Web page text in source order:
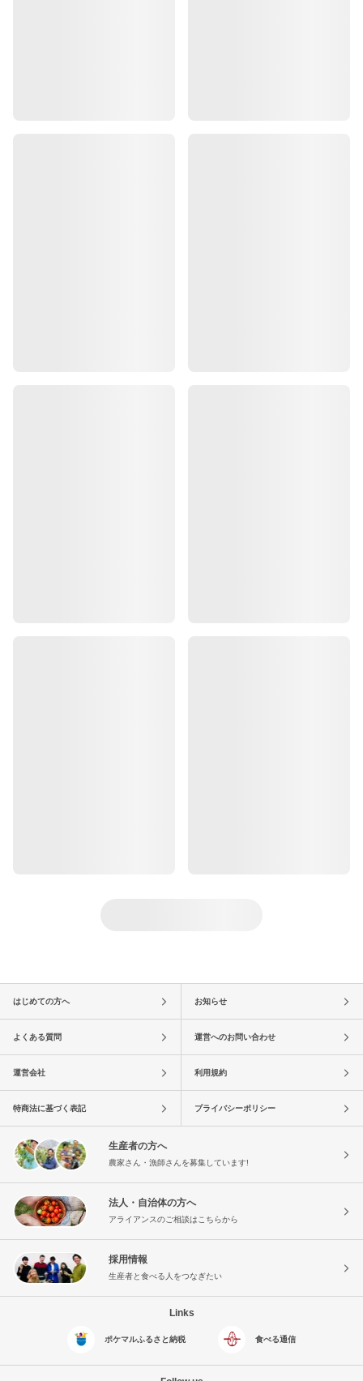
はじめての方へ お知らせ
よくある質問 運営へのお問い合わせ
運営会社 利用規約
特商法に基づく表記 プライバシーポリシー
生産者の方へ
農家さん・漁師さんを募集しています!
法人・自治体の方へ
アライアンスのご相談はこちらから
採用情報
生産者と食べる人をつなぎたい
Links
ポケマルふるさと納税 食べる通信